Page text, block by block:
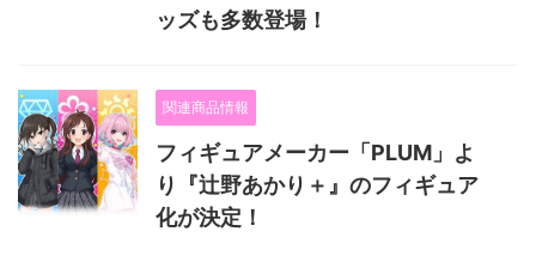
ッズも多数登場！
関連商品情報
フィギュアメーカー「PLUM」よ
り『辻野あかり＋』のフィギュア
化が決定！